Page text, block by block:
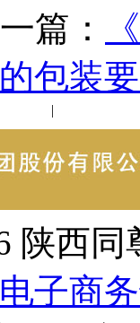
：
包装
|
陕西
电子商